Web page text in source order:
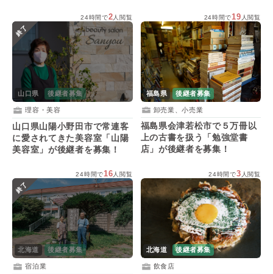
24時間で2人閲覧
終了
山口県 後継者募集
理容・美容
山口県山陽小野田市で常連客
に愛されてきた美容室「山陽
美容室」が後継者を募集！
24時間で19 人閲覧
福島県 後継者募集
卸売業、小売業
福島県会津若松市で５万冊以
上の古書を扱う「勉強堂書
店」が後継者を募集！
24時間で16 人閲覧
終了
北海道 後継者募集
宿泊業
24時間で3 人閲覧
北海道 後継者募集
飲食店